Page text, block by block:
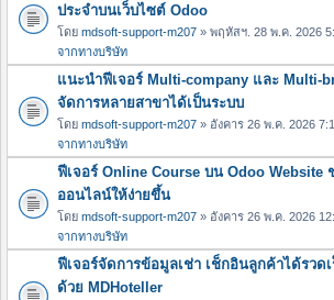
ประจำบนเว็บไซต์ Odoo
โดย mdsoft-support-m207 » พฤหัสฯ. 28 พ.ค. 2026
จากทางบริษัท
แนะนำฟีเจอร์ Multi-company และ Multi-
จัดการหลายสาขาได้เป็นระบบ
โดย mdsoft-support-m207 » อังคาร 26 พ.ค. 2026
จากทางบริษัท
ฟีเจอร์ Online Course บน Odoo Website
ออนไลน์ให้ง่ายขึ้น
โดย mdsoft-support-m207 » อังคาร 26 พ.ค. 2026
จากทางบริษัท
ฟีเจอร์จัดการข้อมูลเช่า เช็กอินลูกค้าได้รวด
ด้วย MDHoteller